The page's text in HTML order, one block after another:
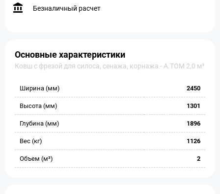
Безналичный расчет
Основные характеристики
Ковш с фрезой для силоса, сенажа, корнажа - A.TOM 2,0 м³
Ширина (мм) 2450
Высота (мм) 1301
Глубина (мм) 1896
Вес (кг) 1126
Объем (м³) 2